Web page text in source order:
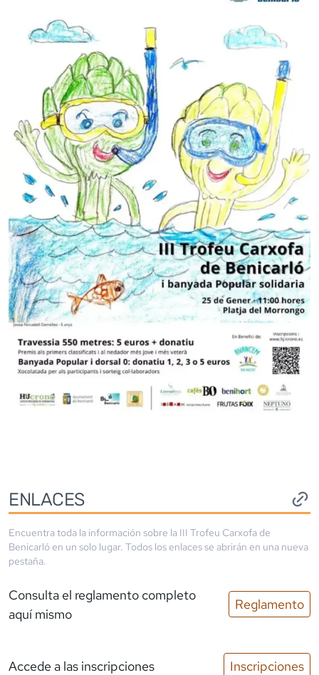
ENLACES
Encuentra toda la información sobre la III Trofeu Carxofa de
Benicarló en un solo lugar. Todos los enlaces se abrirán en una nueva
pestaña.
Consulta el reglamento completo
aquí mismo
Reglamento
Accede a las inscripciones Inscripciones